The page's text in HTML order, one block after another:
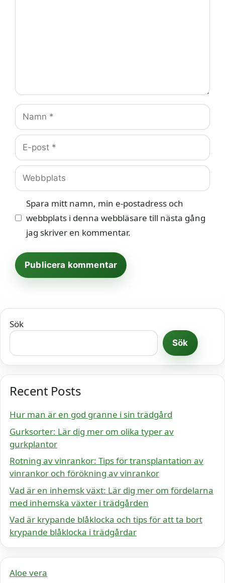
Namn
E-
post
Webbplats
Spara mitt namn, min e-postadress och
webbplats i denna webbläsare till nästa gång
jag skriver en kommentar.
Sök
Sök
Recent Posts
Hur man är en god granne i sin trädgård
Gurksorter: Lär dig mer om olika typer av
gurkplantor
Rotning av vinrankor: Tips för transplantation av
vinrankor och förökning av vinrankor
Vad är en inhemsk växt: Lär dig mer om fördelarna
med inhemska växter i trädgården
Vad är krypande blåklocka och tips för att ta bort
krypande blåklocka i trädgårdar
Aloe vera